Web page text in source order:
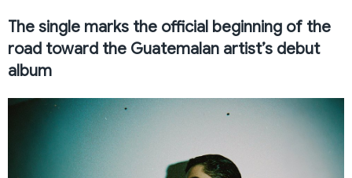
The single marks the official beginning of the
road toward the Guatemalan artist’s debut
album